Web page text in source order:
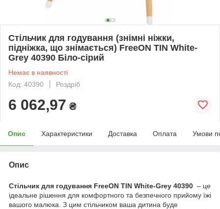
Стільчик для годування (знімні ніжки,
підніжка, що знімається) FreeON TIN White-
Grey 40390 Біло-сірий
Немає в наявності
Код: 40390
Роздріб
6 062,97 ₴
Опис Характеристики Доставка Оплата Умови
Опис
Стільчик для годування FreeON TIN White-Grey 40390 – це
ідеальне рішення для комфортного та безпечного прийому їжі
вашого малюка. З цим стільчиком ваша дитина буде